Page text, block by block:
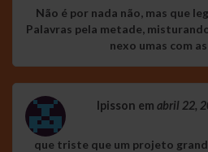
Não é por nada não, mas que
Palavras pela metade,
nexo umas com
Ipisson em abril 22,
que triste que um projeto